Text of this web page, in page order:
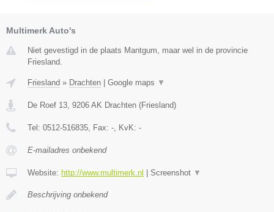
Multimerk Auto's
Niet gevestigd in de plaats Mantgum, maar wel in de provincie
Friesland.
Friesland » Drachten Google maps ▼
De Roef 13, 9206 AK Drachten (Friesland)
Tel: 0512-516835, Fax: -, KvK: -
E-mailadres onbekend
Website: http://www.multimerk.nl Screenshot ▼
Beschrijving onbekend